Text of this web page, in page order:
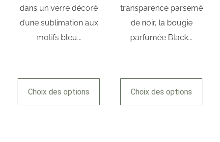
dans un verre décoré
d’une sublimation aux
motifs bleu...
Choix des options
transparence parsemé
de noir, la bougie
parfumée Black...
Choix des options